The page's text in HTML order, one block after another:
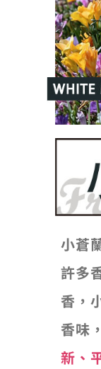
小蒼
許多
香，
香味
新、